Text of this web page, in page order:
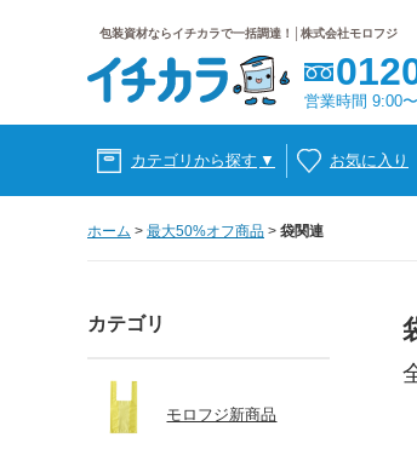
包装資材ならイチカラで一括調達！│株式会社モロフジ
営業時間 9:00
カテゴリから探す ▼ お気に入り
ホーム > 最大50%オフ商品 > 袋関連
カテゴリ
モロフジ新商品